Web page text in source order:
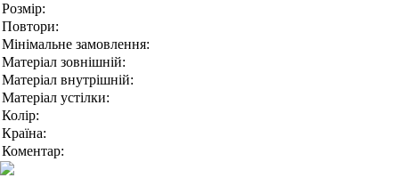
Розмір:
Повтори:
Мінімальне замовлення:
Матеріал зовнішній:
Матеріал внутрішній:
Матеріал устілки:
Колір:
Країна:
Коментар: